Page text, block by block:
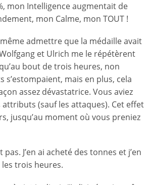
mon Intelligence augmentait de
mon Calme, mon TOUT !
admettre que la médaille avait
et Ulrich me le répétèrent
bout de trois heures, non
s’estompaient, mais en plus, cela
assez dévastatrice. Vous aviez
attributs (sauf les attaques). Cet effet
jusqu’au moment où vous preniez
pas. J’en ai acheté des tonnes et j’en
trois heures.